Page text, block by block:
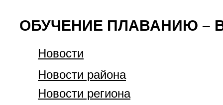
ОБУЧЕНИЕ ПЛАВАНИЮ –
Новости
Новости района
Новости региона